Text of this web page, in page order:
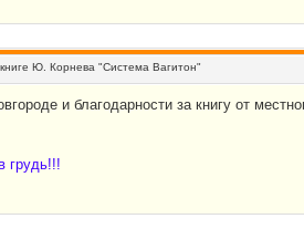
Ю. Корнева "Система Вагитон"
и благодарности за книгу от
грудь!!!